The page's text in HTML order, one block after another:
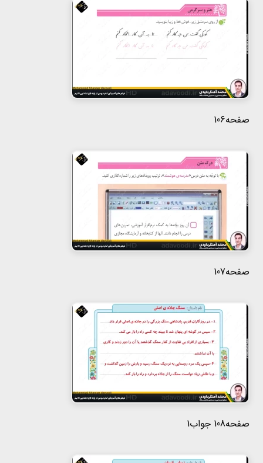
صفحه106
صفحه107
صفحه108 جواب1